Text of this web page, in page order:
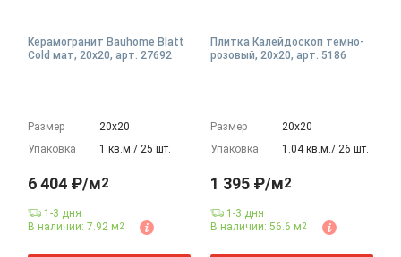
Керамогранит Bauhome Blatt
Cold мат, 20x20, арт. 27692
Размер
20х20
Упаковка
1 кв.м./ 25 шт.
6 404 ₽/м2
1-3 дня
В наличии: 7.92 м2
Плитка Калейдоскоп темно-
розовый, 20x20, арт. 5186
Размер
20х20
Упаковка
1.04 кв.м./ 26 шт.
1 395 ₽/м2
1-3 дня
В наличии: 56.6 м2